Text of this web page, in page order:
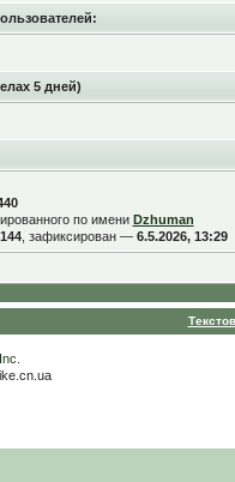
5 дней)
по имени Dzhuman
, зафиксирован — 6.5.2026, 13:29